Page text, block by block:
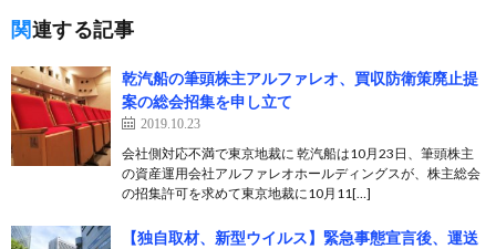
関連する記事
乾汽船の筆頭株主アルファレオ、買収防衛策廃止提
案の総会招集を申し立て
2019.10.23
会社側対応不満で東京地裁に 乾汽船は10月23日、筆頭株主
の資産運用会社アルファレオホールディングスが、株主総会
の招集許可を求めて東京地裁に10月11[…]
【独自取材、新型ウイルス】緊急事態宣言後、運送